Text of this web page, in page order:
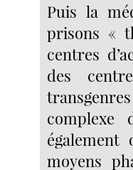
Puis la
prisons «
centres
des
complexe
également
moyens